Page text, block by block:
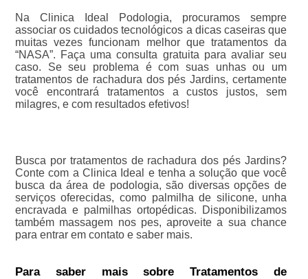
Na Clinica Ideal Podologia, procuramos sempre
associar os cuidados tecnológicos a dicas caseiras que
muitas vezes funcionam melhor que tratamentos da
“NASA”. Faça uma consulta gratuita para avaliar seu
caso. Se seu problema é com suas unhas ou um
tratamentos de rachadura dos pés Jardins, certamente
você encontrará tratamentos a custos justos, sem
milagres, e com resultados efetivos!
Busca por tratamentos de rachadura dos pés Jardins?
Conte com a Clinica Ideal e tenha a solução que você
busca da área de podologia, são diversas opções de
serviços oferecidas, como palmilha de silicone, unha
encravada e palmilhas ortopédicas. Disponibilizamos
também massagem nos pes, aproveite a sua chance
para entrar em contato e saber mais.
Para saber mais sobre Tratamentos de